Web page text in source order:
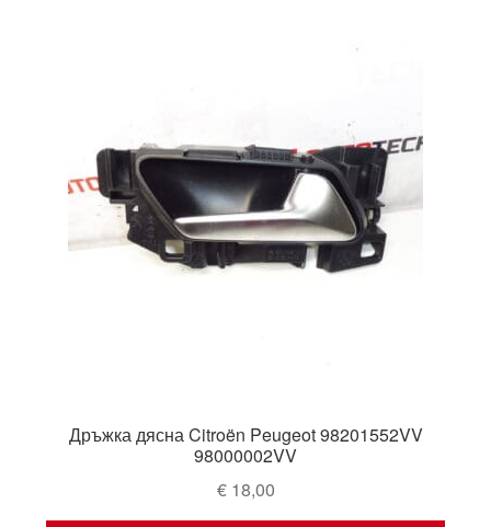
Дръжка дясна Citroën Peugeot 98201552VV
98000002VV
€18,00